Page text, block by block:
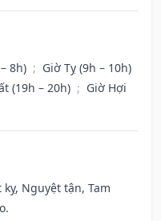
8h) ; Giờ Tỵ (9h – 10h)
(19h – 20h) ; Giờ Hợi
Nguyệt tận, Tam